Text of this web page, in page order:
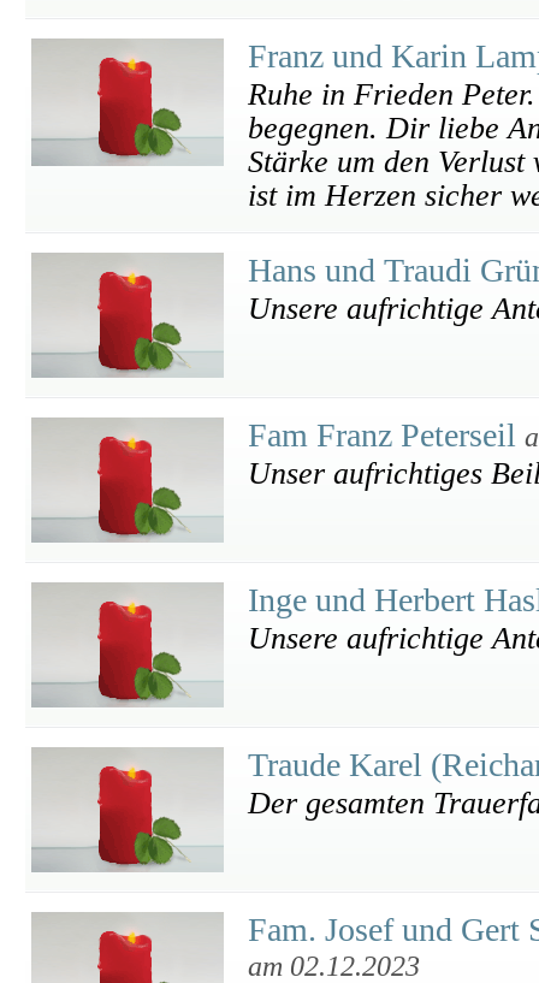
Franz und Karin
Ruhe in Frieden
begegnen. Dir liebe
Stärke um den
ist im Herzen sicher
Hans und Traudi
Unsere aufrichtige
Fam Franz Peterseil
Unser aufrichtiges
Inge und Herbert
Unsere aufrichtige
Traude Karel
Der gesamten
Fam. Josef und Gert
am 02.12.2023